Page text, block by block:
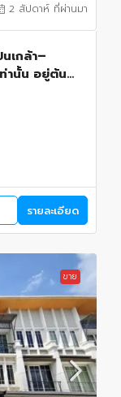
2 สัปดาห์ ที่ผ่านมา
เกล้า–
านั้น อยู่ต้น
ล์มินิมอล
รายละเอียด
ขาย